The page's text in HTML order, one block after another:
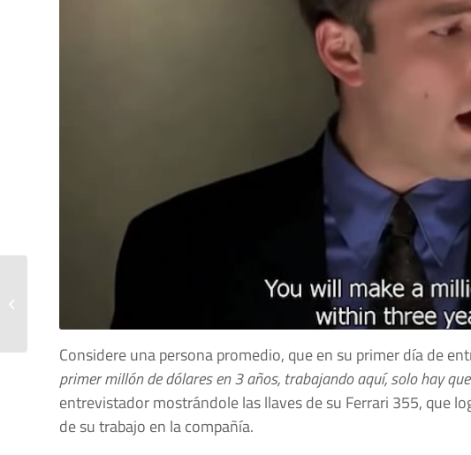
Considere una persona promedio, que en su primer día de
primer millón de dólares en 3 años, trabajando aquí, solo hay
entrevistador mostrándole las llaves de su Ferrari 355, que
de su trabajo en la compañía.
denunciante anónimo